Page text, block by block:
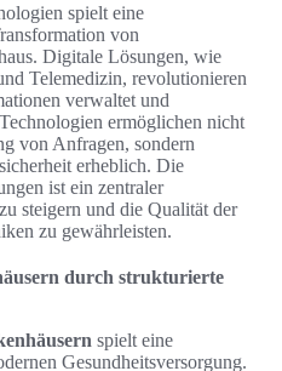
spielt eine
von
Digitale Lösungen, wie
Telemedizin, revolutionieren
verwaltet und
ermöglichen nicht
von Anfragen, sondern
erheblich. Die
ist ein zentraler
steigern und die Qualität der
zu gewährleisten.
durch strukturierte
spielt eine
Gesundheitsversorgung.